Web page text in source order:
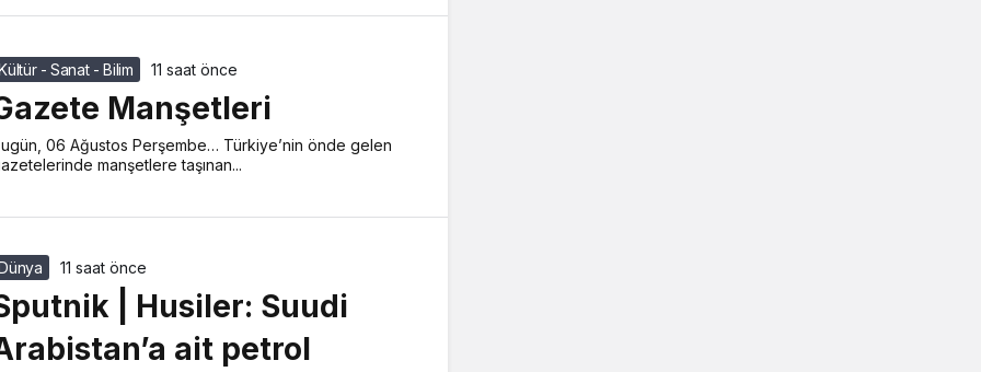
- Sanat - Bilim 11 saat önce
Manşetleri
06 Ağustos Perşembe… Türkiye’nin önde gelen
manşetlere taşınan...
11 saat önce
| Husiler: Suudi
ait petrol